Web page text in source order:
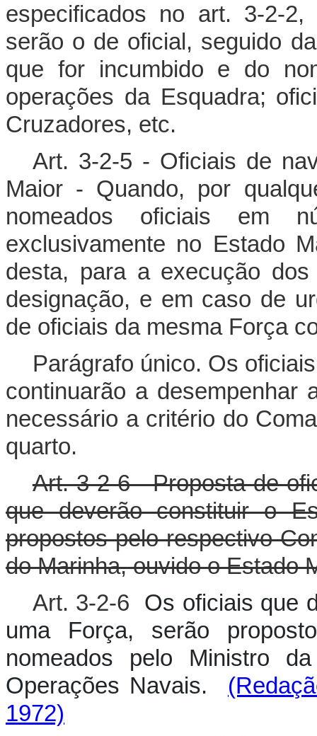
especificados no art. 3-2-
serão o de oficial, seguido
que for incumbido e do
operações da Esquadra;
Cruzadores, etc.
Art. 3-2-5 - Oficiais de
Maior - Quando, por
nomeados oficiais em
exclusivamente no Estado
desta, para a execução
designação, e em caso de
de oficiais da mesma Força
Parágrafo único. Os
continuarão a desempenhar
necessário a critério do
quarto.
Art. 3-2-6 - Proposta de
que deverão constituir o
propostos pelo respectivo
do Marinha, ouvido o Estado
Art. 3-2-6
Os oficiais que
uma Força, serão
nomeados pelo Ministro
Operações Navais.
1972)